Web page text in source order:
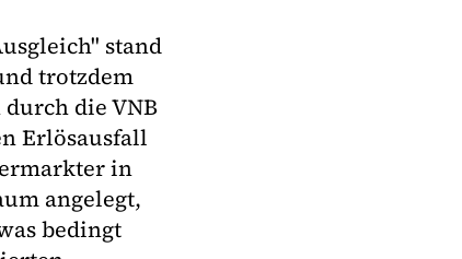
stand
trotzdem
die VNB
Erlösausfall
in
angelegt,
bedingt